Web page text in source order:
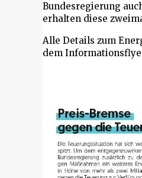
Bundesregierung
erhalten diese
Alle Details zum
dem